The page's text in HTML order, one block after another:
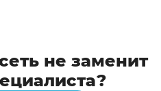
не заменит